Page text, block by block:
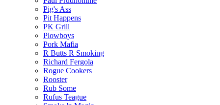
Pig's Ass
Pit Happens
PK Grill
Plowboys
Pork Mafia
R Butts R Smoking
Richard Fergola
Rogue Cookers
Rooster
Rub Some
Rufus Teague